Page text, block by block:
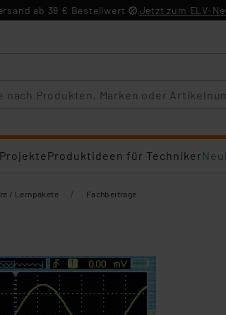
ab 39 € Bestellwert Jetzt zum ELV-
Produktideen für Techniker
/ Lernpakete / Fachbeiträge